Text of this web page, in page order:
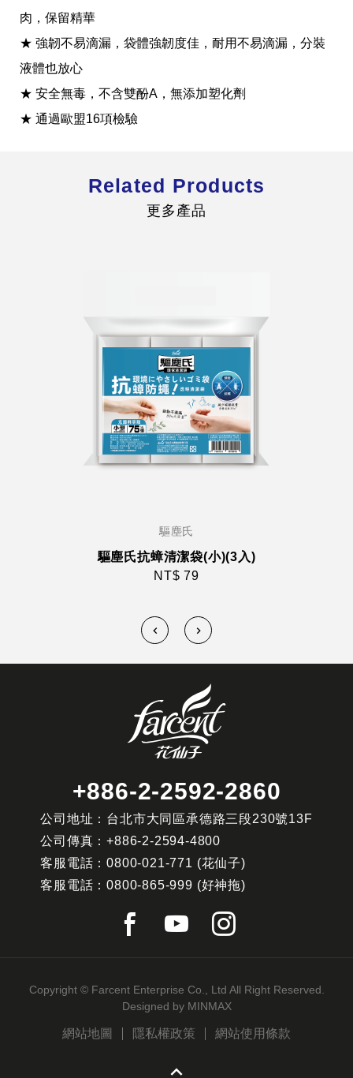
全球經營版圖
查詢即時股價與歷年股利資訊
肉，保留精華
★ 強韌不易滴漏，袋體強韌度佳，耐用不易滴漏，分裝
液體也放心
★ 安全無毒，不含雙酚A，無添加塑化劑
★ 通過歐盟16項檢驗
Related Products
更多產品
驅塵氏
驅塵氏抗蟑清潔袋(小)(3入)
NT$ 79
+886-2-2592-2860
公司地址：台北市大同區承德路三段230號13F
公司傳真：+886-2-2594-4800
客服電話：0800-021-771 (花仙子)
客服電話：0800-865-999 (好神拖)
Copyright © Farcent Enterprise Co., Ltd All Right Reserved.
Designed by MINMAX
網站地圖 隱私權政策 網站使用條款